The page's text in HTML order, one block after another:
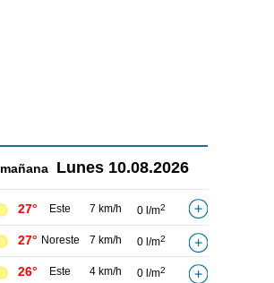
mañana Lunes 10.08.2026
27° Este 7 km/h 0 l/m2
27° Noreste 7 km/h 0 l/m2
26° Este 4 km/h 0 l/m2